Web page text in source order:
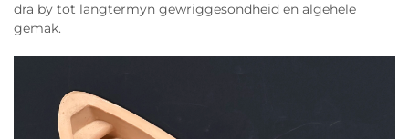
dra by tot langtermyn gewriggesondheid en algehele
gemak.